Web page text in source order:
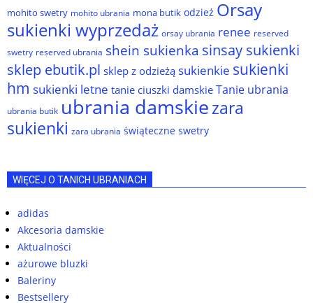
mohito swetry mohito ubrania mona butik odzież Orsay
sukienki wyprzedaż orsay ubrania renee reserved
swetry reserved ubrania shein sukienka sinsay sukienki
sklep ebutik.pl sklep z odzieżą sukienkie sukienki
hm sukienki letne tanie ciuszki damskie Tanie ubrania
ubrania butik ubrania damskiezara
sukienki zara ubrania świąteczne swetry
WIĘCEJ O TANICH UBRANIACH
adidas
Akcesoria damskie
Aktualności
ażurowe bluzki
Baleriny
Bestsellery